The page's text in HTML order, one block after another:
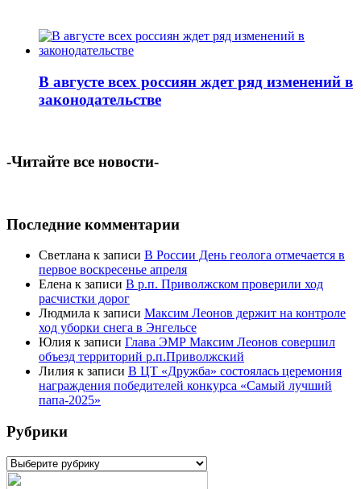
В августе всех россиян ждет ряд изменений в
законодательстве
-Читайте все новости-
Последние комментарии
Светлана к записи В России День геолога отмечается в
первое воскресенье апреля
Елена к записи В р.п. Приволжском проверили ход
расчистки дорог
Людмила к записи Максим Леонов держит на контроле
ход уборки снега в Энгельсе
Юлия к записи Глава ЭМР Максим Леонов совершил
объезд территорий р.п.Приволжский
Лилия к записи В ЦТ «Дружба» состоялась церемония
награждения победителей конкурса «Самый лучший
папа-2025»
Рубрики
Рубрики